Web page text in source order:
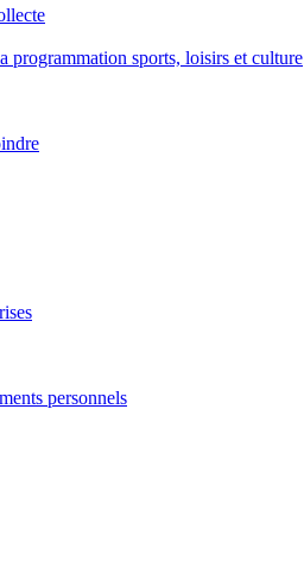
programmation sports, loisirs et culture
personnels